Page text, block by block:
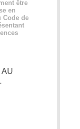
être
en
Code de